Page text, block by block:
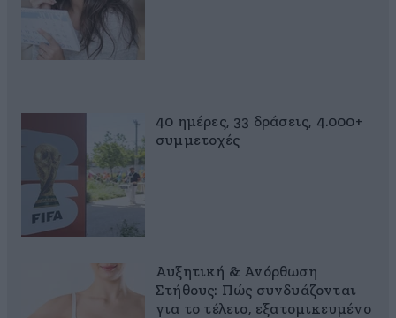
40 ημέρες, 33 δράσεις, 4.000+
συμμετοχές
Αυξητική & Ανόρθωση
Στήθους: Πώς συνδυάζονται
για το τέλειο, εξατομικευμένο